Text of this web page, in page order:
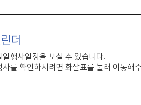
더
일행사일정을 보실 수 있습니다.
사를 확인하시려면 화살표를 눌러 이동해